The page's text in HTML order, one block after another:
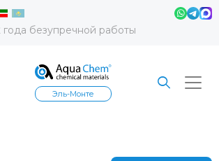
года безупречной работы
Эль-Монте